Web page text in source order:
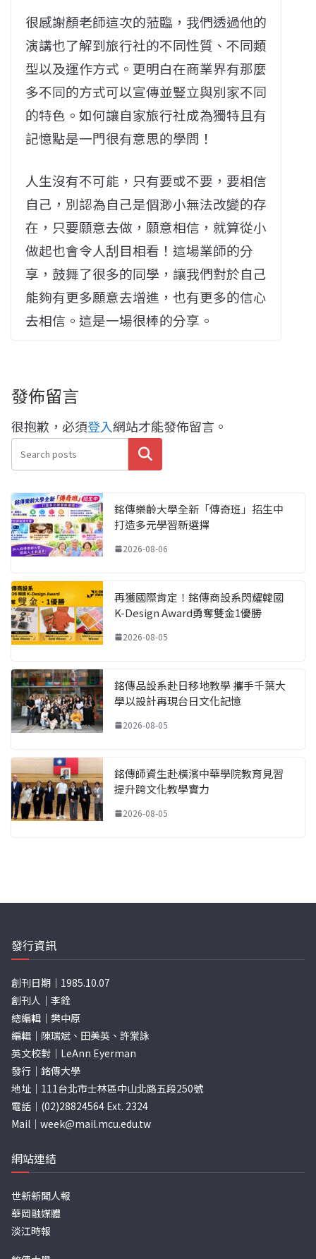
很感謝顏老師這次的蒞臨，我們透過他的
演講也了解到旅行社的不同性質、不同類
型以及運作方式。更明白在商業界有那麼
多不同的方式可以宣傳並豎立與別家不同
的特色。如何讓自家旅行社成為獨特且有
記憶點是一門很有意思的學問！
人生沒有不可能，只有要或不要，要相信
自己，別認為自己是個渺小無法改變的存
在，只要願意去做，願意相信，就算從小
做起也會令人刮目相看！這場業師的分
享，鼓舞了很多的同學，讓我們對於自己
能夠有更多願意去增進，也有更多的信心
去相信。這是一場很棒的分享。
發佈留言
很抱歉，必須登入網站才能發佈留言。
搜尋
銘傳樂齡大學全新「傳奇班」招生中
打造多元學習新選擇
2026-08-06
再獲國際肯定！銘傳商設系閃耀韓國
K-Design Award勇奪雙金1優勝
2026-08-05
銘傳品設系赴日移地教學 攜手千葉大
學以設計再現台日文化記憶
2026-08-05
銘傳師資生赴橫濱中華學院教育見習
提升跨文化教學實力
2026-08-05
發行資訊
創刊日期｜1985.10.07
創刊人｜李銓
總編輯｜樊中原
編輯｜陳瑞斌、田美英、許棠詠
英文校對｜LeAnn Eyerman
發行｜銘傳大學
地址｜111台北市士林區中山北路五段250號
電話｜(02)28824564 Ext. 2324
Mail｜ week@mail.mcu.edu.tw
網站連結
世新新聞人報
華岡融媒體
淡江時報